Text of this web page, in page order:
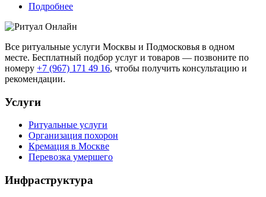
Подробнее
Все ритуальные услуги Москвы и Подмосковья в одном
месте. Бесплатный подбор услуг и товаров — позвоните по
номеру +7 (967) 171 49 16, чтобы получить консультацию и
рекомендации.
Услуги
Ритуальные услуги
Организация похорон
Кремация в Москве
Перевозка умершего
Инфраструктура